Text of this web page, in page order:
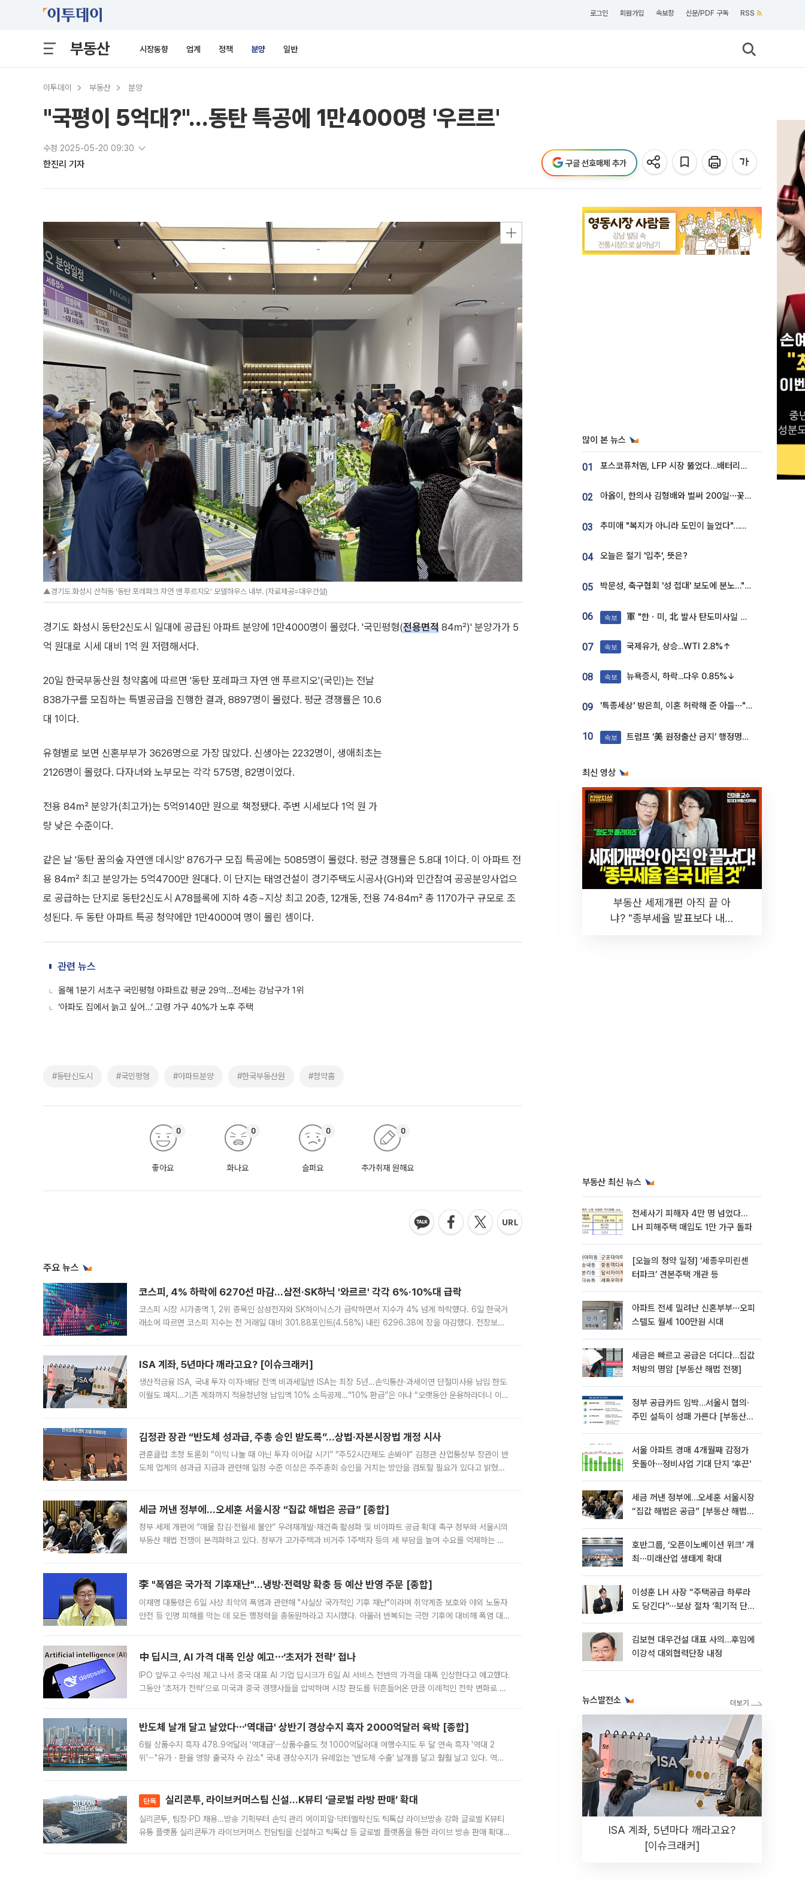
로그인 회원가입 속보창 신문/PDF 구독 RSS
부동산 시장동향 업계 정책 분양 일반
이투데이 부동산 분양
"국평이 5억대?"…동탄 특공에 1만4000명 '우르르'
수정 2025-05-20 09:30
한진리 기자 구글 선호매체 추가
▲경기도 화성시 산척동 '동탄 포레파크 자연 앤 푸르지오' 모델하우스 내부. (자료제공=대우건설)
경기도 화성시 동탄2신도시 일대에 공급된 아파트 분양에 1만4000명이 몰렸다. '국민평형(전용면적 84㎡)' 분양가가 5
억 원대로 시세 대비 1억 원 저렴해서다.
20일 한국부동산원 청약홈에 따르면 '동탄 포레파크 자연 앤 푸르지오'(국민)는 전날
838가구를 모집하는 특별공급을 진행한 결과, 8897명이 몰렸다. 평균 경쟁률은 10.6
대 1이다.
유형별로 보면 신혼부부가 3626명으로 가장 많았다. 신생아는 2232명이, 생애최초는
2126명이 몰렸다. 다자녀와 노부모는 각각 575명, 82명이었다.
전용 84㎡ 분양가(최고가)는 5억9140만 원으로 책정됐다. 주변 시세보다 1억 원 가
량 낮은 수준이다.
같은 날 '동탄 꿈의숲 자연앤 데시앙' 876가구 모집 특공에는 5085명이 몰렸다. 평균 경쟁률은 5.8대 1이다. 이 아파트 전
용 84㎡ 최고 분양가는 5억4700만 원대다. 이 단지는 태영건설이 경기주택도시공사(GH)와 민간참여 공공분양사업으
로 공급하는 단지로 동탄2신도시 A78블록에 지하 4층~지상 최고 20층, 12개동, 전용 74·84㎡ 총 1170가구 규모로 조
성된다. 두 동탄 아파트 특공 청약에만 1만4000여 명이 몰린 셈이다.
관련 뉴스
올해 1분기 서초구 국민평형 아파트값 평균 29억…전세는 강남구가 1위
‘아파도 집에서 늙고 싶어…’ 고령 가구 40%가 노후 주택
#동탄신도시 #국민평형 #아파트분양 #한국부동산원 #청약홈
좋아요
0
화나요
0
슬퍼요
0
추가취재 원해요
0
주요 뉴스
코스피, 4% 하락에 6270선 마감…삼전·SK하닉 '와르르' 각각 6%·10%대 급락
코스피 시장 시가총액 1, 2위 종목인 삼성전자와 SK하이닉스가 급락하면서 지수가 4% 넘게 하락했다. 6일 한국거
래소에 따르면 코스피 지수는 전 거래일 대비 301.88포인트(4.58%) 내린 6296.38에 장을 마감했다. 전장보다
ISA 계좌, 5년마다 깨라고요? [이슈크래커]
생산적금융 ISA, 국내 투자 이자·배당 전액 비과세일반 ISA는 최장 5년…손익통산·과세이연 단절미사용 납입 한도
이월도 폐지…기존 계좌까지 적용청년형 납입액 10% 소득공제…“10% 환급”은 아냐 “오랫동안 운용하라더니 이제
김정관 장관 “반도체 성과급, 주총 승인 받도록”…상법·자본시장법 개정 시사
관훈클럽 초청 토론회 “이익 나눌 때 아닌 투자 이어갈 시기” “주52시간제도 손봐야” 김정관 산업통상부 장관이 반
도체 업계의 성과급 지급과 관련해 일정 수준 이상은 주주총회 승인을 거치는 방안을 검토할 필요가 있다고 밝혔다.
세금 꺼낸 정부에…오세훈 서울시장 “집값 해법은 공급” [종합]
정부 세제 개편에 “매물 잠김·전월세 불안” 우려재개발·재건축 활성화 및 비아파트 공급 확대 촉구 정부와 서울시의
부동산 해법 전쟁이 본격화하고 있다. 정부가 고가주택과 비거주 1주택자 등의 세 부담을 높여 수요를 억제하는 카
李 "폭염은 국가적 기후재난"…냉방·전력망 확충 등 예산 반영 주문 [종합]
이재명 대통령은 6일 사상 최악의 폭염과 관련해 "사실상 국가적인 기후 재난"이라며 취약계층 보호와 야외 노동자
안전 등 인명 피해를 막는 데 모든 행정력을 총동원하라고 지시했다. 아울러 반복되는 극한 기후에 대비해 폭염 대응
中 딥시크, AI 가격 대폭 인상 예고⋯‘초저가 전략’ 접나
IPO 앞두고 수익성 제고 나서 중국 대표 AI 기업 딥시크가 6일 AI 서비스 전반의 가격을 대폭 인상한다고 예고했다.
그동안 ‘초저가 전략’으로 미국과 중국 경쟁사들을 압박하며 시장 판도를 뒤흔들어온 만큼 이례적인 전략 변화로 평
반도체 날개 달고 날았다⋯'역대급' 상반기 경상수지 흑자 2000억달러 육박 [종합]
6월 상품수지 흑자 478.9억달러 '역대급'⋯상품수출도 첫 1000억달러대 여행수지도 두 달 연속 흑자 '역대 2
위'⋯"유가ㆍ환율 영향 출국자 수 감소" 국내 경상수지가 유례없는 '반도체 수출' 날개를 달고 훨훨 날고 있다. 역대
단독 실리콘투, 라이브커머스팀 신설…K뷰티 ‘글로벌 라방 판매’ 확대
실리콘투, 팀장·PD 채용…방송 기획부터 손익 관리 에이피알·닥터멜락신도 틱톡샵 라이브방송 강화 글로벌 K뷰티
유통 플랫폼 실리콘투가 라이브커머스 전담팀을 신설하고 틱톡샵 등 글로벌 플랫폼을 통한 라이브 방송 판매 확대에
많이 본 뉴스
01 포스코퓨처엠, LFP 시장 뚫었다…배터리사와 대규모 장기 공급 합의
02 아옳이, 한의사 김형배와 벌써 200일⋯꽃다발 들고 "프러포즈 아냐"
03 추미애 "복지가 아니라 도민이 늘었다"…재정난 책임론 정면돌파
04 오늘은 절기 '입추', 뜻은?
05 박문성, 축구협회 '성 접대' 보도에 분노…"다 말아먹으려고 작정했나"
06 속보 軍 "한ㆍ미, 北 발사 탄도미사일 제원 정밀분석 중"
07 속보 국제유가, 상승...WTI 2.8%↑
08 속보 뉴욕증시, 하락...다우 0.85%↓
09 '특종세상' 방은희, 이혼 허락해 준 아들⋯"너무 잘 커줬다" 오열
10 속보 트럼프 ‘美 원정출산 금지’ 행정명령 서명
최신 영상
부동산 세제개편 아직 끝 아
냐? "종부세율 발표보다 내릴
부동산 최신 뉴스
전세사기 피해자 4만 명 넘었다…
LH 피해주택 매입도 1만 가구 돌파
[오늘의 청약 일정] ‘세종우미린센
터파크’ 견본주택 개관 등
아파트 전세 밀려난 신혼부부⋯오피
스텔도 월세 100만원 시대
세금은 빠르고 공급은 더디다…집값
처방의 명암 [부동산 해법 전쟁]
정부 공급카드 임박…서울시 협의·
주민 설득이 성패 가른다 [부동산
서울 아파트 경매 4개월째 감정가
웃돌아⋯정비사업 기대 단지 '후끈'
세금 꺼낸 정부에…오세훈 서울시장
“집값 해법은 공급” [부동산 해법
호반그룹, ‘오픈이노베이션 위크’ 개
최⋯미래산업 생태계 확대
이성훈 LH 사장 “주택공급 하루라
도 당긴다”⋯보상 절차 ‘획기적 단
김보현 대우건설 대표 사의…후임에
이강석 대외협력단장 내정
뉴스발전소
ISA 계좌, 5년마다 깨라고요?
[이슈크래커]